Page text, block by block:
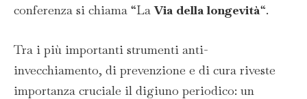
conferenza si chiama “LaVia della longevità“.
Tra i più importanti strumenti anti-
invecchiamento, di prevenzione e di cura riveste
importanza cruciale il digiuno periodico: un